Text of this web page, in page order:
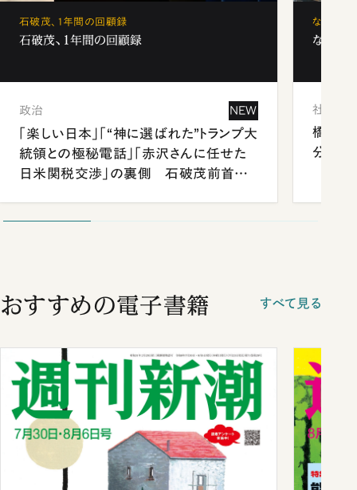
石破茂、1年間の回顧録
石破茂、1年間の回顧録
政治 NEW
「楽しい日本」「“神に選ばれた”トランプ大
統領との極秘電話」「赤沢さんに任せた
日米関税交渉」の裏側 石破茂前首相
なぜ「フ
なぜ「
社会
橋本愛
分 佐
おすすめの電子書籍 すべて見る